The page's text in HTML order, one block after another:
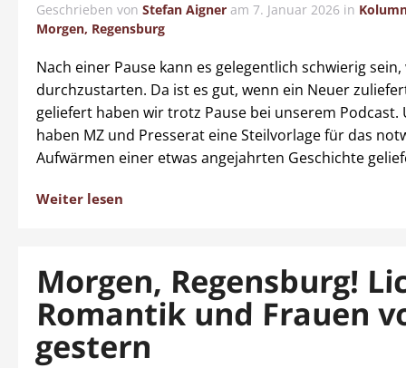
Geschrieben von Stefan Aigner am 7. Januar 2026 in
Morgen, Regensburg
Nach einer Pause kann es gelegentlich schwierig
durchzustarten. Da ist es gut, wenn ein Neuer
geliefert haben wir trotz Pause bei unserem Podcast.
haben MZ und Presserat eine Steilvorlage für das
Aufwärmen einer etwas angejahrten Geschichte
Weiter lesen
Morgen, Regensburg!
Romantik und Frauen
gestern